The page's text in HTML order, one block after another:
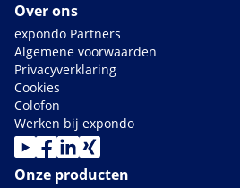
Over ons
expondo Partners
Algemene voorwaarden
Privacyverklaring
Cookies
Colofon
Werken bij expondo
Onze producten